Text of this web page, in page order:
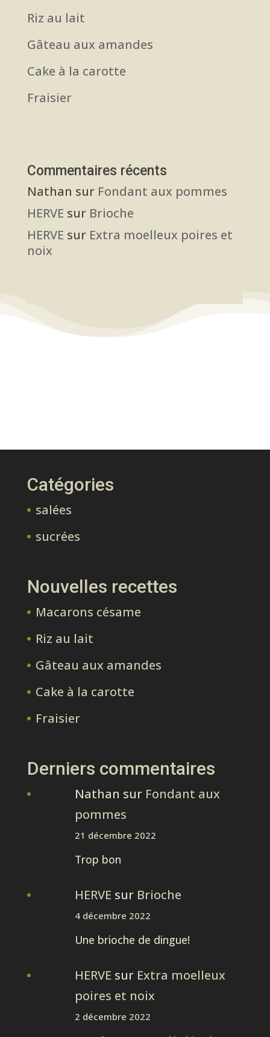
Riz au lait
Gâteau aux amandes
Cake à la carotte
Fraisier
Commentaires récents
Nathan sur Fondant aux pommes
HERVE sur Brioche
HERVE sur Extra moelleux poires et
noix
Catégories
salées
sucrées
Nouvelles recettes
Macarons césame
Riz au lait
Gâteau aux amandes
Cake à la carotte
Fraisier
Derniers commentaires
Nathan sur Fondant aux
pommes
21 décembre 2022
Trop bon
HERVE sur Brioche
4 décembre 2022
Une brioche de dingue!
HERVE sur Extra moelleux
poires et noix
2 décembre 2022